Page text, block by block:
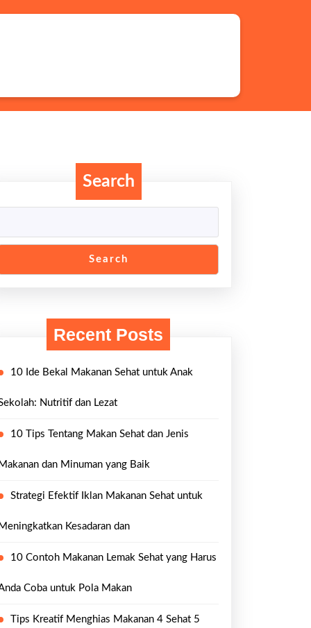
Search
Search
Recent Posts
10 Ide Bekal Makanan Sehat untuk Anak
Nutritif dan Lezat
10 Tips Tentang Makan Sehat dan Jenis
Makanan dan Minuman yang Baik
Strategi Efektif Iklan Makanan Sehat untuk
Meningkatkan Kesadaran dan
10 Contoh Makanan Lemak Sehat yang Harus
Coba untuk Pola Makan
Tips Kreatif Menghias Makanan 4 Sehat 5